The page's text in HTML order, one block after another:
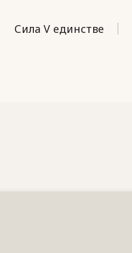
Сила V единстве